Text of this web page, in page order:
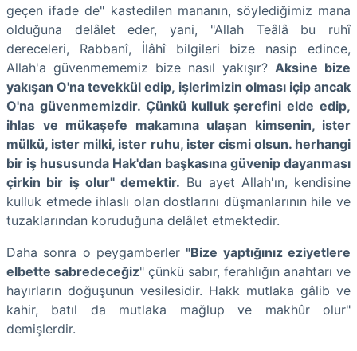
geçen ifade de" kastedilen mananın, söylediğimiz mana
olduğuna delâlet eder, yani, "Allah Teâlâ bu ruhî
dereceleri, Rabbanî, İlâhî bilgileri bize nasip edince,
Allah'a güvenmememiz bize nasıl yakışır? Aksine bize
yakışan O'na tevekkül edip, işlerimizin olması içip ancak
O'na güvenmemizdir. Çünkü kulluk şerefini elde edip,
ihlas ve mükaşefe makamına ulaşan kimsenin, ister
mülkü, ister milki, ister ruhu, ister cismi olsun. herhangi
bir iş hususunda Hak'dan başkasına güvenip dayanması
çirkin bir iş olur" demektir. Bu ayet Allah'ın, kendisine
kulluk etmede ihlaslı olan dostlarını düşmanlarının hile ve
tuzaklarından koruduğuna delâlet etmektedir.
Daha sonra o peygamberler"Bize yaptığınız eziyetlere
elbette sabredeceğiz" çünkü sabır, ferahlığın anahtarı ve
hayırların doğuşunun vesilesidir. Hakk mutlaka gâlib ve
kahir, batıl da mutlaka mağlup ve makhûr olur"
demişlerdir.